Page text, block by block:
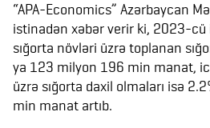
“APA-Economics” Azərbaycan
istinadən xəbər verir ki, 2023-cü
sığorta növləri üzrə toplanan
ya 123 milyon 196 min manat,
üzrə sığorta daxil olmaları isə
min manat artıb.